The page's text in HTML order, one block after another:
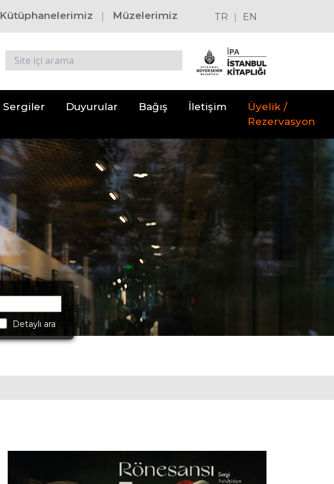
TR | EN
Kütüphanelerimiz | Müzelerimiz
Sergiler Duyurular Bağış İletişim
Üyelik /
Rezervasyon
Detaylı ara